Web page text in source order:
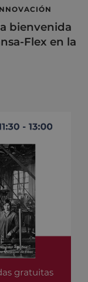
bienvenida
Flex en la